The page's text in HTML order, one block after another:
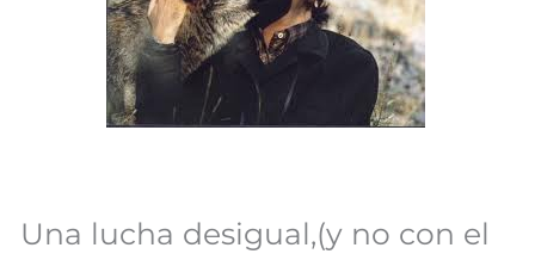
Una lucha desigual,(y no con el